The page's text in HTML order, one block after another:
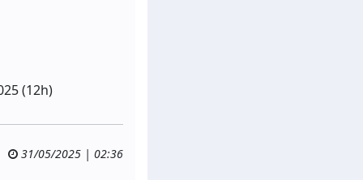
(12h)
31/05/2025 | 02:36